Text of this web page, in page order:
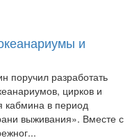
и
поручил разработать
цирков и
кабмина в период
выживания». Вместе с